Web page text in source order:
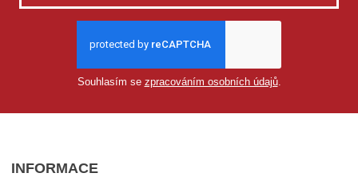
Souhlasím se zpracováním osobních údajů.
INFORMACE